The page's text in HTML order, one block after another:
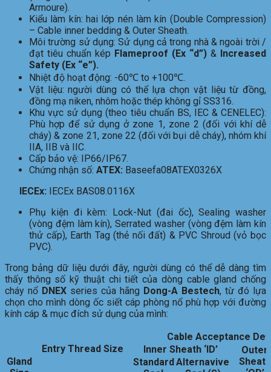
Armoure).
Kiểu làm kín: hai lớp nén làm kín (Double Compression)
– Cable inner bedding & Outer Sheath.
Môi trường sử dụng: Sử dụng cả trong nhà & ngoài trời /
đạt tiêu chuẩn kép Flameproof (Ex “d”) & Increased
Safety (Ex “e”).
Nhiệt độ hoạt động: -60℃ to +100℃.
Vật liệu: người dùng có thể lựa chọn vật liệu từ đồng,
đồng mạ niken, nhôm hoặc thép không gỉ SS316.
Khu vực sử dụng (theo tiêu chuẩn BS, IEC & CENELEC):
Phù hợp để sử dụng ở zone 1, zone 2 (đối với khí dễ
cháy) & zone 21, zone 22 (đối với bụi dễ cháy), nhóm khí
IIA, IIB và IIC.
Cấp bảo vệ: IP66/IP67.
Chứng nhận số: ATEX: Baseefa08ATEX0326X
IECEx: IECEx BAS08.0116X
Phụ kiện đi kèm: Lock-Nut (đai ốc), Sealing washer
(vòng đệm làm kín), Serrated washer (vòng đệm làm kín
thử cấp), Earth Tag (thẻ nối đất) & PVC Shroud (vỏ bọc
PVC).
Trong bảng dữ liệu dưới đây, người dùng có thể dễ dàng tìm
thấy thông số kỹ thuật chi tiết của dòng cable gland chống
cháy nổ DNEX series của hãng Dong-A Bestech, từ đó lựa
chọn cho mình dòng ốc siết cáp phòng nổ phù hợp với đường
kính cáp & mục đích sử dụng của mình:
Gland
Entry Thread Size
Cable Acceptance
Inner Sheath ‘ID’
Outer
Sheath
StandardAlternavive